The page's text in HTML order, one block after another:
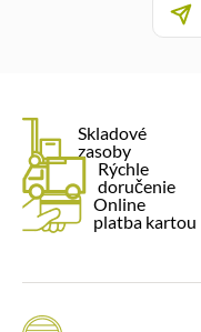
Skladové
zasoby
Rýchle
doručenie
Online
platba kartou